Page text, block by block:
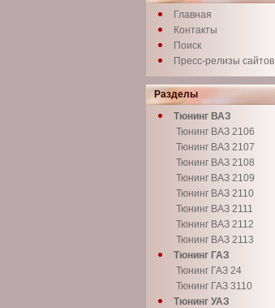
Главная
Контакты
Поиск
Пресс-релизы сайтов
Разделы
Тюнинг ВАЗ
Тюнинг ВАЗ 2106
Тюнинг ВАЗ 2107
Тюнинг ВАЗ 2108
Тюнинг ВАЗ 2109
Тюнинг ВАЗ 2110
Тюнинг ВАЗ 2111
Тюнинг ВАЗ 2112
Тюнинг ВАЗ 2113
Тюнинг ГАЗ
Тюнинг ГАЗ 24
Тюнинг ГАЗ 3110
Тюнинг УАЗ